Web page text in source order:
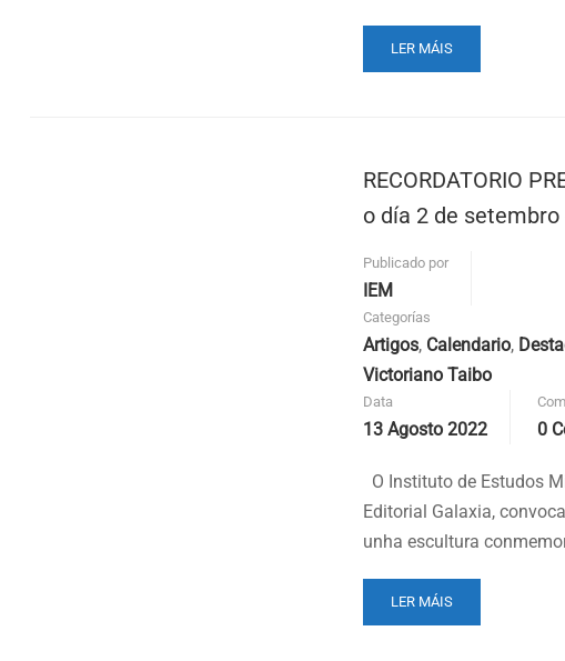
READ
MORE
POESÍA
VICTORIANO
TAIBO
LER MÁIS
RECORDATORIO
o día 2 de setembro
Publicado por
IEM
Categorías
Artigos, Calendario,
Victoriano Taibo
Data
13 Agosto 2022 0
O Instituto de Estudos
Editorial Galaxia,
unha escultura
READ
MORE
LER MÁIS